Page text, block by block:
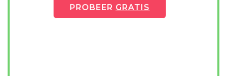
PROBEER GRATIS